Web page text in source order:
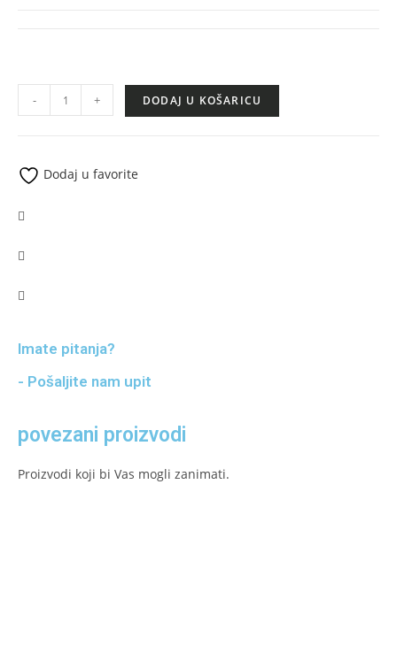
- + DODAJ U KOŠARICU
Dodaj u favorite
Imate pitanja?
- Pošaljite nam upit
povezani proizvodi
Proizvodi koji bi Vas mogli zanimati.